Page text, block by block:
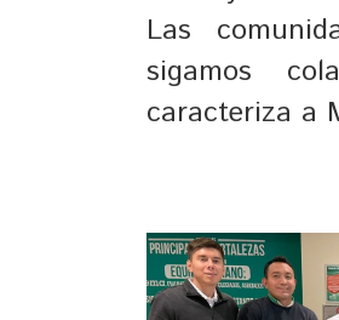
Las
sigamos
caracteriza a